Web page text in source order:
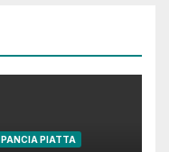
PANCIA PIATTA